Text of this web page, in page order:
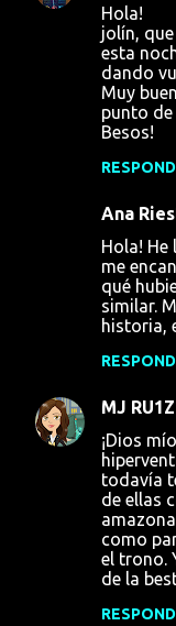
Hola!
jolín,
esta
dando
Muy
punto de
Besos!
Ana
Hola!
me
qué
similar.
historia,
MJ RU1Z
¡Dios
todavía
de ellas
como
el trono.
de la